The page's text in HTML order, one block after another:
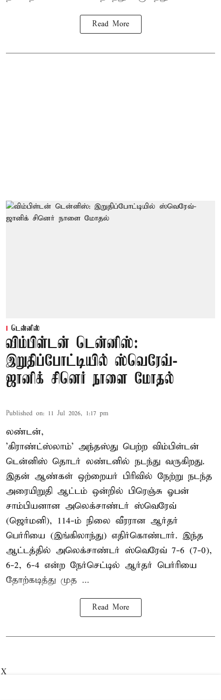
Read More
டென்னிஸ்
விம்பிள்டன் டென்னிஸ்:
இறுதிப்போட்டியில் ஸ்வெரேவ்-
ஜானிக் சினெர் நாளை மோதல்
Published on: 11 Jul 2026, 1:17 pm
லண்டன்,
'கிராண்ட்ஸ்லாம்' அந்தஸ்து பெற்ற விம்பிள்டன்
டென்னிஸ் தொடர் லண்டனில் நடந்து வருகிறது.
இதன் ஆண்கள் ஒற்றையர் பிரிவில் நேற்று நடந்த
அரையிறுதி ஆட்டம் ஒன்றில் பிரெஞ்சு ஓபன்
சாம்பியனான அலெக்சாண்டர் ஸ்வெரேவ்
(ஜெர்மனி), 114-ம் நிலை வீரரான ஆர்தர்
பெர்ரியை (இங்கிலாந்து) எதிர்கொண்டார். இந்த
ஆட்டத்தில் அலெக்சாண்டர் ஸ்வெரேவ் 7-6 (7-0),
6-2, 6-4 என்ற நேர்செட்டில் ஆர்தர் பெர்ரியை
தோற்கடித்து முத ...
Read More
X